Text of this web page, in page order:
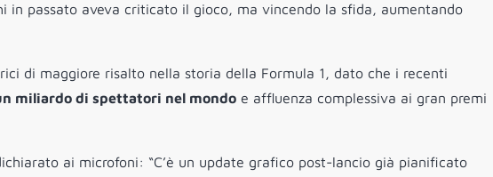
in passato aveva criticato il gioco, ma vincendo la sfida, aumentando
di maggiore risalto nella storia della Formula 1, dato che i recenti
miliardo di spettatori nel mondo e affluenza complessiva ai gran premi
ai microfoni: “C’è un update grafico post-lancio già pianificato